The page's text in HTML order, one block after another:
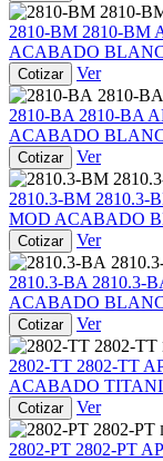
2810-
2810-BM 2810-BM
ACABADO
Cotizar
Ver
2810-BA
2810-BA 2810-BA
ACABADO
Cotizar
Ver
2810.3-BM 2810.3-
MOD ACABADO
Cotizar
Ver
2810.3-BA 2810.3-
ACABADO
Cotizar
Ver
2802-TT
2802-TT 2802-TT
ACABADO
Cotizar
Ver
2802-PT
2802-PT 2802-PT